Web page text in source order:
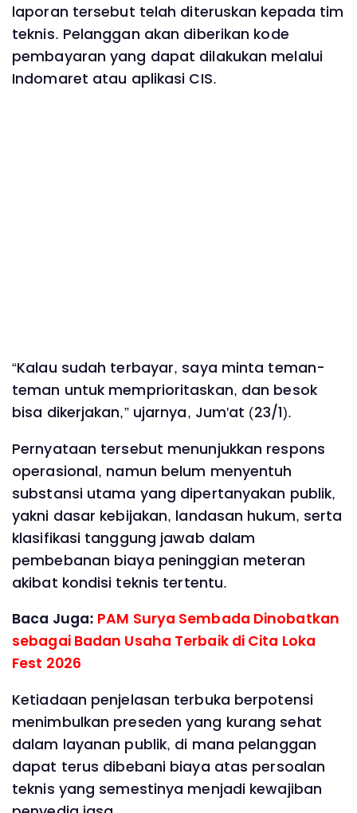
laporan tersebut telah diteruskan kepada tim
teknis. Pelanggan akan diberikan kode
pembayaran yang dapat dilakukan melalui
Indomaret atau aplikasi CIS.
“Kalau sudah terbayar, saya minta teman-
teman untuk memprioritaskan, dan besok
bisa dikerjakan,” ujarnya, Jum'at (23/1).
Pernyataan tersebut menunjukkan respons
operasional, namun belum menyentuh
substansi utama yang dipertanyakan publik,
yakni dasar kebijakan, landasan hukum, serta
klasifikasi tanggung jawab dalam
pembebanan biaya peninggian meteran
akibat kondisi teknis tertentu.
Baca Juga: PAM Surya Sembada Dinobatkan
sebagai Badan Usaha Terbaik di Cita Loka
Fest 2026 ‎
Ketiadaan penjelasan terbuka berpotensi
menimbulkan preseden yang kurang sehat
dalam layanan publik, di mana pelanggan
dapat terus dibebani biaya atas persoalan
teknis yang semestinya menjadi kewajiban